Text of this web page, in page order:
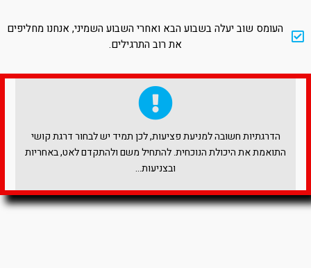
העומס שוב יעלה בשבוע הבא ואחרי השבוע השמיני, אנחנו מחליפים
את רוב התרגילים.
הדרגתיות חשובה למניעת פציעות, לכן תמיד יש לבחור דרגת קושי
התואמת את היכולת הנוכחית. להתחיל משם ולהתקדם לאט, באחריות
ובצניעות…